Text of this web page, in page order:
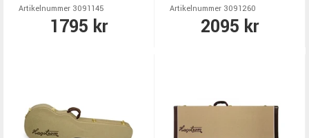
Artikelnummer 3091145
1795 kr
Artikelnummer 3091260
2095 kr